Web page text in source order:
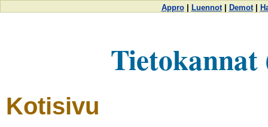
Appro| Luennot| Demot|
Tietokannat
Kotisivu